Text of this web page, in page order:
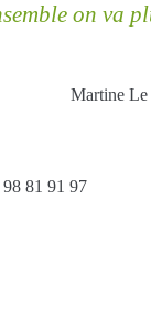
on va
Martine
98 81 91 97